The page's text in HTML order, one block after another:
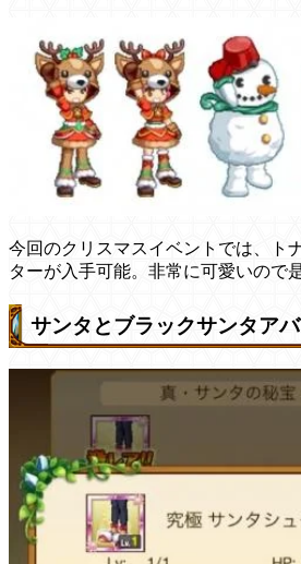
今回のクリスマスイベントでは、ト
ターが入手可能。非常に可愛いので
サンタとブラックサンタア